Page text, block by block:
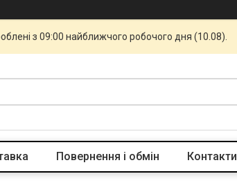
з 09:00 найближчого робочого дня (10.08).
Повернення і обмін Контакти